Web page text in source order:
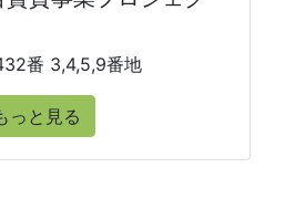
番 3,4,5,9番地
っと見る